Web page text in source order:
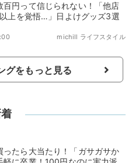
百円って信じられない！「他店
上を覚悟…」日よけグッズ3選
michill ライフスタイル
グをもっと見る
ったら大当たり！「ガサガサか